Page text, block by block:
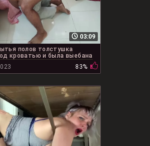
03:09
полов толстушка
кроватью и была выебана
83%